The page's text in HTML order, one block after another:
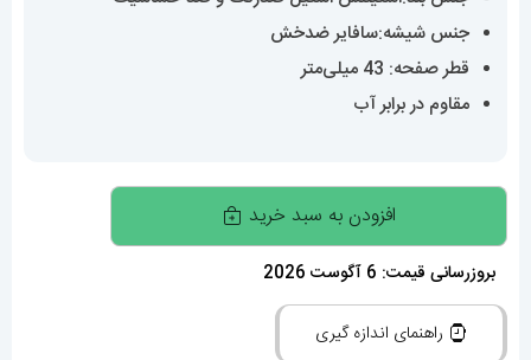
جنس شیشه:سافایر ضدخش
قطر صفحه: 43 میلی‌متر
مقاوم در برابر آب
ساعت
اودمار
پیگه
مردانه
اتوماتیک
افزودن به سبد خرید
بروزرسانی قیمت: 6 آگوست 2026
راهنمای اندازه گیری